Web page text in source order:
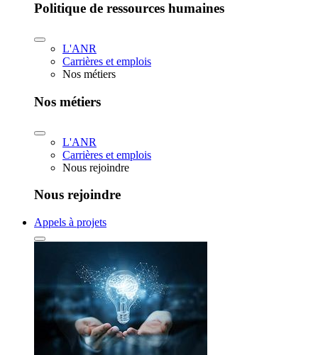
Politique de ressources humaines
L'ANR
Carrières et emplois
Nos métiers
Nos métiers
L'ANR
Carrières et emplois
Nous rejoindre
Nous rejoindre
Appels à projets